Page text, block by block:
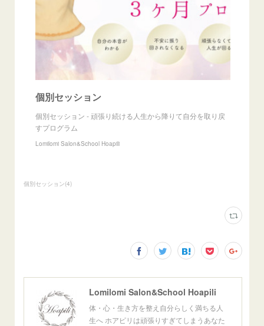
個別セッション
個別セッション - 頑張り続ける人生から降りて自分を取り戻
すプログラム
Lomilomi Salon&School Hoapili
個別セッション(4)
Lomilomi Salon&School Hoapili
体・心・生き方を整え自分らしく満ちる人
生へ ホアピリは頑張りすぎてしまうあなた